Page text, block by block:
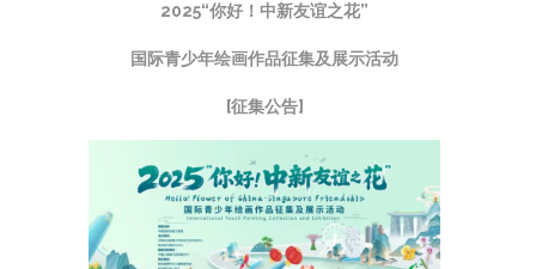
2025“你好！中新友谊之花”
国际青少年绘画作品征集及展示活动
[征集公告]